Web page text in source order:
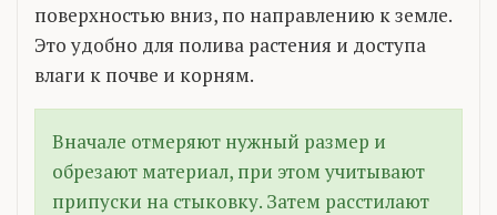
поверхностью вниз, по направлению к земле.
Это удобно для полива растения и доступа
влаги к почве и корням.
Вначале отмеряют нужный размер и
обрезают материал, при этом учитывают
припуски на стыковку. Затем расстилают